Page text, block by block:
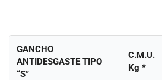
GANCHO
ANTIDESGASTE TIPO
“S”
C.M.U.
Kg *